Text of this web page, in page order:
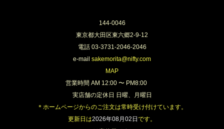
144-0046
東京都大田区東六郷2-9-12
電話 03-3731-2046-2046
e-mail sakemorita@nifty.com
MAP
営業時間 AM 12:00 〜 PM8:00
実店舗の定休日 日曜、月曜日
＊ホームページからのご注文は常時受け付けています。
更新日は2026年08月02日 です。